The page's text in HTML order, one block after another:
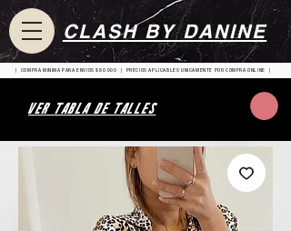
| COMPRA MINIMA PARA ENVIOS $80.000 | PRECIOS APLICABLES UNICAMENTE POR COMPRA ONLINE |
CLASH BY DANINE
VER TABLA DE TALLES